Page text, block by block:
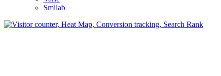
Smilab